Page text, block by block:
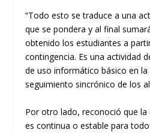
“Todo esto se traduce a una
que se pondera y al final
obtenido los estudiantes a
contingencia. Es una actividad
de uso informático básico en
seguimiento sincrónico de los
Por otro lado, reconoció quela
es continua o estable para